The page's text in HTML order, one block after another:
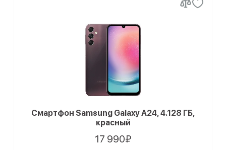
Смартфон Samsung Galaxy A24, 4.128 ГБ,
красный
17 990₽